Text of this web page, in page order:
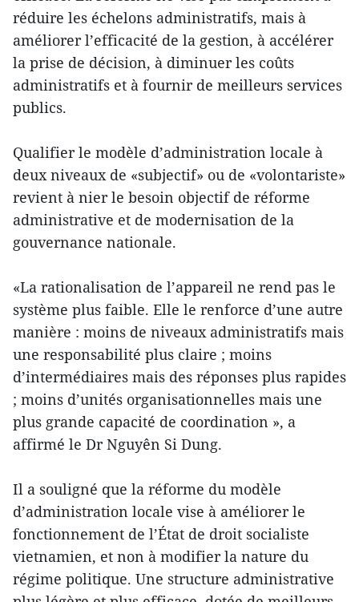
réduire les échelons administratifs, mais à
améliorer l’efficacité de la gestion, à accélérer
la prise de décision, à diminuer les coûts
administratifs et à fournir de meilleurs services
publics.
Qualifier le modèle d’administration locale à
deux niveaux de «subjectif» ou de «volontariste»
revient à nier le besoin objectif de réforme
administrative et de modernisation de la
gouvernance nationale.
«La rationalisation de l’appareil ne rend pas le
système plus faible. Elle le renforce d’une autre
manière : moins de niveaux administratifs mais
une responsabilité plus claire ; moins
d’intermédiaires mais des réponses plus rapides
; moins d’unités organisationnelles mais une
plus grande capacité de coordination », a
affirmé le Dr Nguyên Si Dung.
Il a souligné que la réforme du modèle
d’administration locale vise à améliorer le
fonctionnement de l’État de droit socialiste
vietnamien, et non à modifier la nature du
régime politique. Une structure administrative